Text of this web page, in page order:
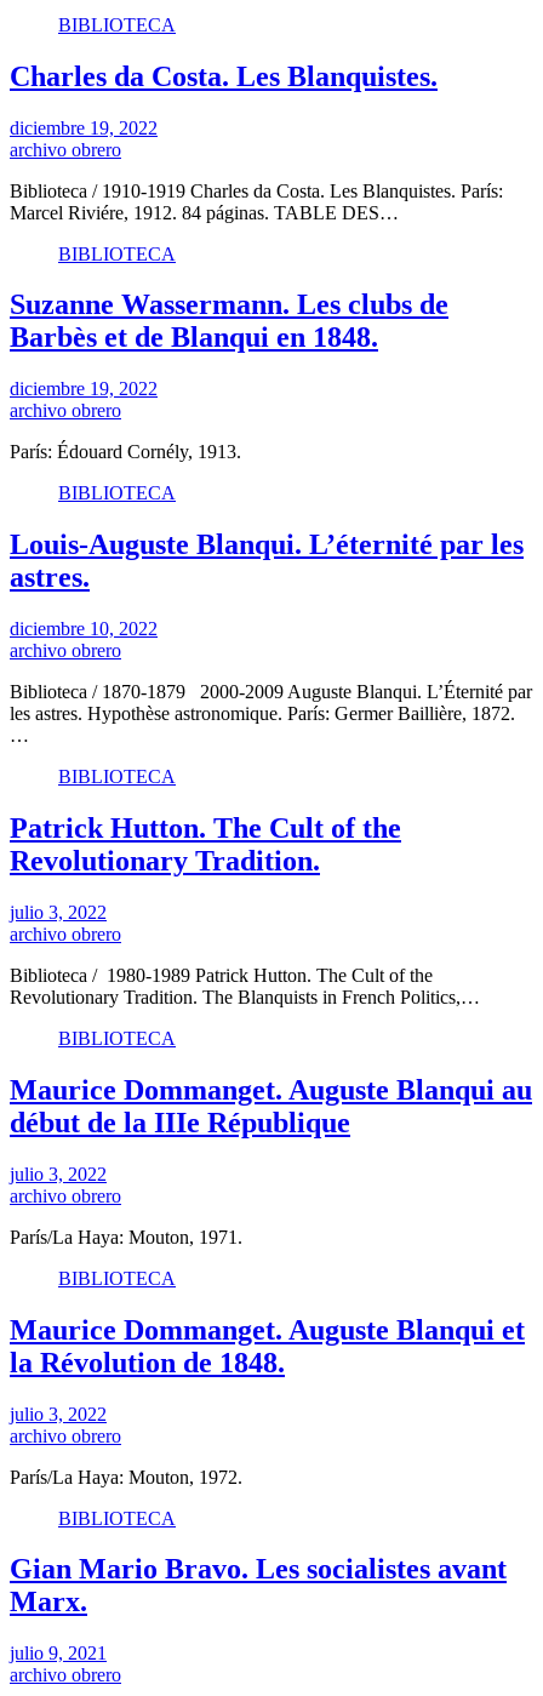
BIBLIOTECA
Charles da Costa. Les Blanquistes.
diciembre 19, 2022
archivo obrero
Biblioteca / 1910-1919 Charles da Costa. Les Blanquistes. París:
Marcel Riviére, 1912. 84 páginas. TABLE DES…
BIBLIOTECA
Suzanne Wassermann. Les clubs de
Barbès et de Blanqui en 1848.
diciembre 19, 2022
archivo obrero
París: Édouard Cornély, 1913.
BIBLIOTECA
Louis-Auguste Blanqui. L’éternité par les
astres.
diciembre 10, 2022
archivo obrero
Biblioteca / 1870-1879 2000-2009 Auguste Blanqui. L’Éternité par
les astres. Hypothèse astronomique. París: Germer Baillière, 1872.
…
BIBLIOTECA
Patrick Hutton. The Cult of the
Revolutionary Tradition.
julio 3, 2022
archivo obrero
Biblioteca / 1980-1989 Patrick Hutton. The Cult of the
Revolutionary Tradition. The Blanquists in French Politics,…
BIBLIOTECA
Maurice Dommanget. Auguste Blanqui au
début de la IIIe République
julio 3, 2022
archivo obrero
París/La Haya: Mouton, 1971.
BIBLIOTECA
Maurice Dommanget. Auguste Blanqui et
la Révolution de 1848.
julio 3, 2022
archivo obrero
París/La Haya: Mouton, 1972.
BIBLIOTECA
Gian Mario Bravo. Les socialistes avant
Marx.
julio 9, 2021
archivo obrero